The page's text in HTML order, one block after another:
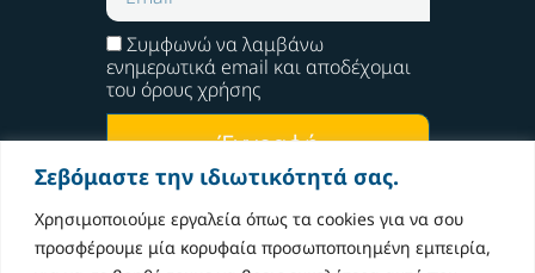
Σεβόμαστε την ιδιωτικότητά σας.
Χρησιμοποιούμε εργαλεία όπως τα cookies για να σου
προσφέρουμε μία κορυφαία προσωποποιημένη εμπειρία,
Συμφωνώ να λαμβάνω
ενημερωτικά email και αποδέχομαι
του όρους χρήσης
Έγγραφή
ΑΡΧΙΚΗ